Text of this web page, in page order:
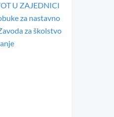
U ZAJEDNICI
za nastavno
za školstvo